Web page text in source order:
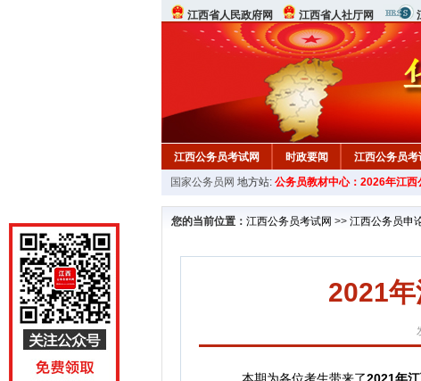
江西省人民政府网 江西省人社厅网
江西公务员考试网 时政要闻 江西公务员考
行测真题 在线咨询 教材中心
国家公务员网 地方站: 公务员教材中心：2026年江西
您的当前位置： 江西公务员考试网 >> 江西公务员申
2021